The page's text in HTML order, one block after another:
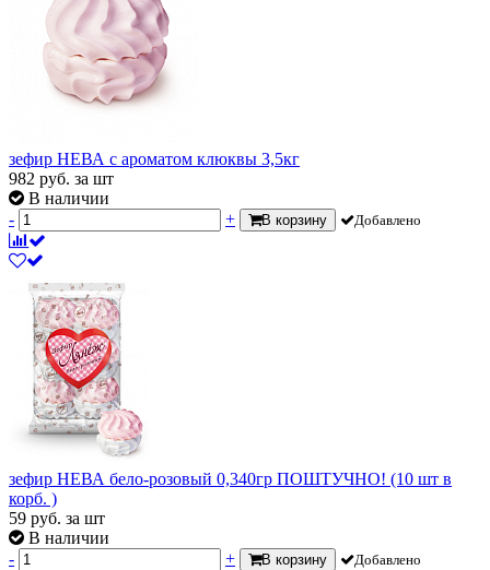
зефир НЕВА с ароматом клюквы 3,5кг
982 руб. за шт
В наличии
-
+ В корзину Добавлено
зефир НЕВА бело-розовый 0,340гр ПОШТУЧНО! (10 шт в
корб. )
59 руб. за шт
В наличии
-
+ В корзину Добавлено